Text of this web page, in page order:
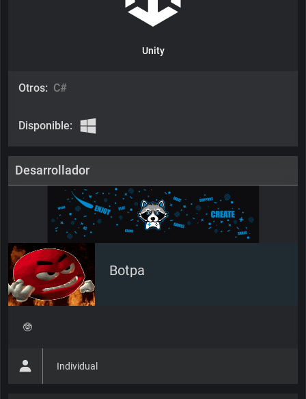
Unity
Otros: C#
Disponible:
Desarrollador
Botpa
🤓
Individual